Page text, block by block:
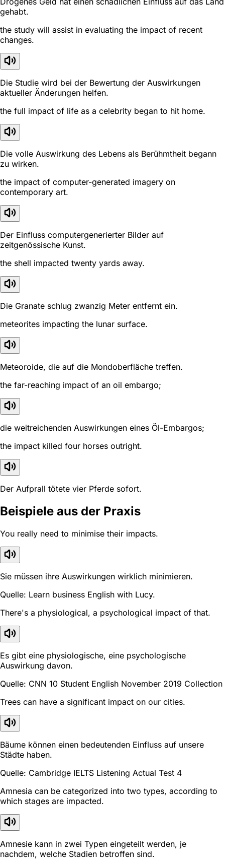
gehabt.
the study will assist in evaluating the impact of recent
changes.
Die Studie wird bei der Bewertung der Auswirkungen
aktueller Änderungen helfen.
the full impact of life as a celebrity began to hit home.
Die volle Auswirkung des Lebens als Berühmtheit begann
zu wirken.
the impact of computer-generated imagery on
contemporary art.
Der Einfluss computergenerierter Bilder auf
zeitgenössische Kunst.
the shell impacted twenty yards away.
Die Granate schlug zwanzig Meter entfernt ein.
meteorites impacting the lunar surface.
Meteoroide, die auf die Mondoberfläche treffen.
the far-reaching impact of an oil embargo;
die weitreichenden Auswirkungen eines Öl-Embargos;
the impact killed four horses outright.
Der Aufprall tötete vier Pferde sofort.
Beispiele aus der Praxis
You really need to minimise their impacts.
Sie müssen ihre Auswirkungen wirklich minimieren.
Quelle: Learn business English with Lucy.
There's a physiological, a psychological impact of that.
Es gibt eine physiologische, eine psychologische
Auswirkung davon.
Quelle: CNN 10 Student English November 2019 Collection
Trees can have a significant impact on our cities.
Bäume können einen bedeutenden Einfluss auf unsere
Städte haben.
Quelle: Cambridge IELTS Listening Actual Test 4
Amnesia can be categorized into two types, according to
which stages are impacted.
Amnesie kann in zwei Typen eingeteilt werden, je
nachdem, welche Stadien betroffen sind.